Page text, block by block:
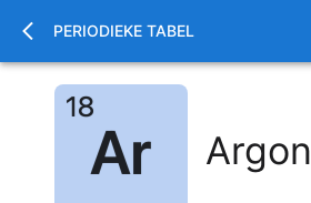
PERIODIEKE TABEL
Argon